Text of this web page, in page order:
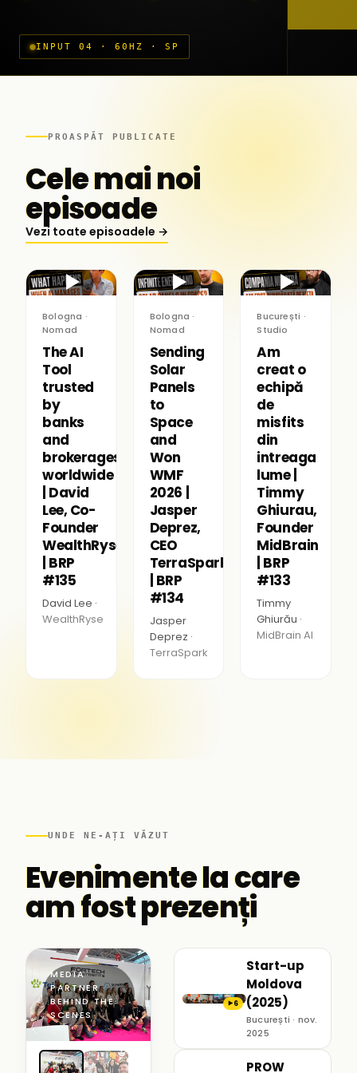
INPUT 04 · 60HZ · SP
PROASPĂT PUBLICATE
Cele mai noi
episoade
Vezi toate episoadele →
▶
Bologna ·
Nomad
The AI
Tool
trusted
by
banks
and
brokerages
worldwide
| David
Lee, Co-
Founder
WealthRyse
| BRP
#135
David Lee ·
WealthRyse
▶
Bologna ·
Nomad
Sending
Solar
Panels
to
Space
and
Won
WMF
2026 |
Jasper
Deprez,
CEO
TerraSpark
| BRP
#134
Jasper
Deprez ·
TerraSpark
▶
București ·
Studio
Am
creat o
echipă
de
misfits
din
intreaga
lume |
Timmy
Ghiurau,
Founder
MidBrain
| BRP
#133
Timmy
Ghiurău ·
MidBrain AI
UNDE NE-AȚI VĂZUT
Evenimente la care
am fost prezenți
MEDIA
PARTNER ·
BEHIND THE
SCENES
▶6
Start-up
Moldova
(2025)
București · nov.
2025
PROW